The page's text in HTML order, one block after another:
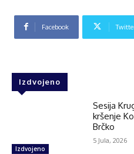
Facebook
Izdvojeno
Izdvojeno
Sesija
kršenje
Brčko
5 Jula, 2026